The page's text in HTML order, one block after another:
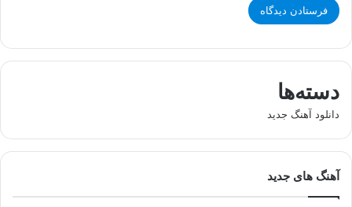
دسته‌ها
دانلود آهنگ جدید
آهنگ های جدید